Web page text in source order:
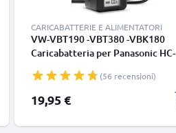
CARICABATTERIE E ALIMENTATORI
VW-VBT190 -VBT380 -VBK180
Caricabatteria per Panasonic HC-
V270 V180 V10 HC-VXF990 HC-
VX980 Batterie per fotocamera
marca CELLONIC
(56 recensioni)
19,95 €